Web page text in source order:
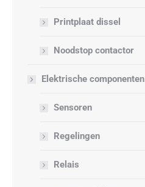
Printplaat dissel
Noodstop contactor
Elektrische componenten
Sensoren
Regelingen
Relais